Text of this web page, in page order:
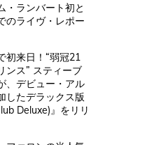
・ランバート初と
のライヴ・レポー
初来日！“弱冠21
ンス” スティーブ
、デビュー・アル
したデラックス版
Deluxe)』をリリ